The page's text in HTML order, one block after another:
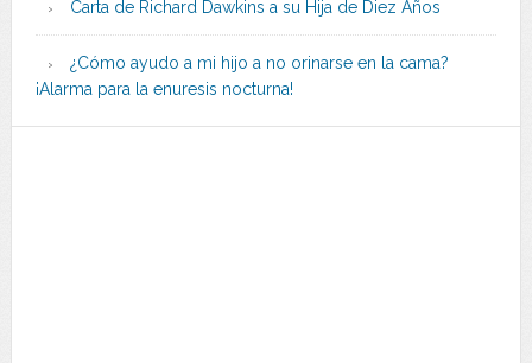
Carta de Richard Dawkins a su Hija de Diez Años
¿Cómo ayudo a mi hijo a no orinarse en la cama?
¡Alarma para la enuresis nocturna!